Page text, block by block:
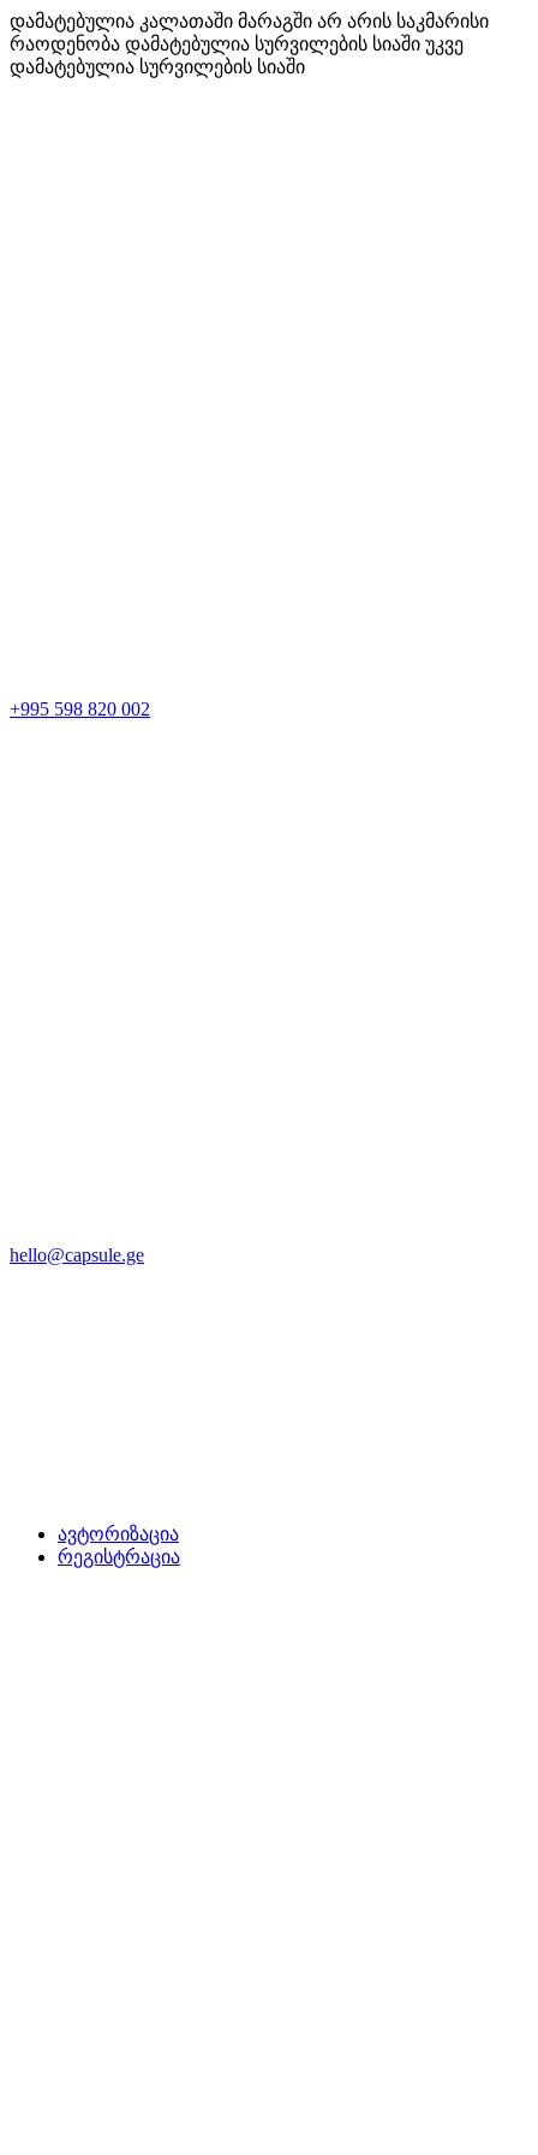
დამატებულია კალათაში მარაგში არ არის საკმარისი
რაოდენობა დამატებულია სურვილების სიაში უკვე
დამატებულია სურვილების სიაში
+995 598 820 002
hello@capsule.ge
ავტორიზაცია
რეგისტრაცია